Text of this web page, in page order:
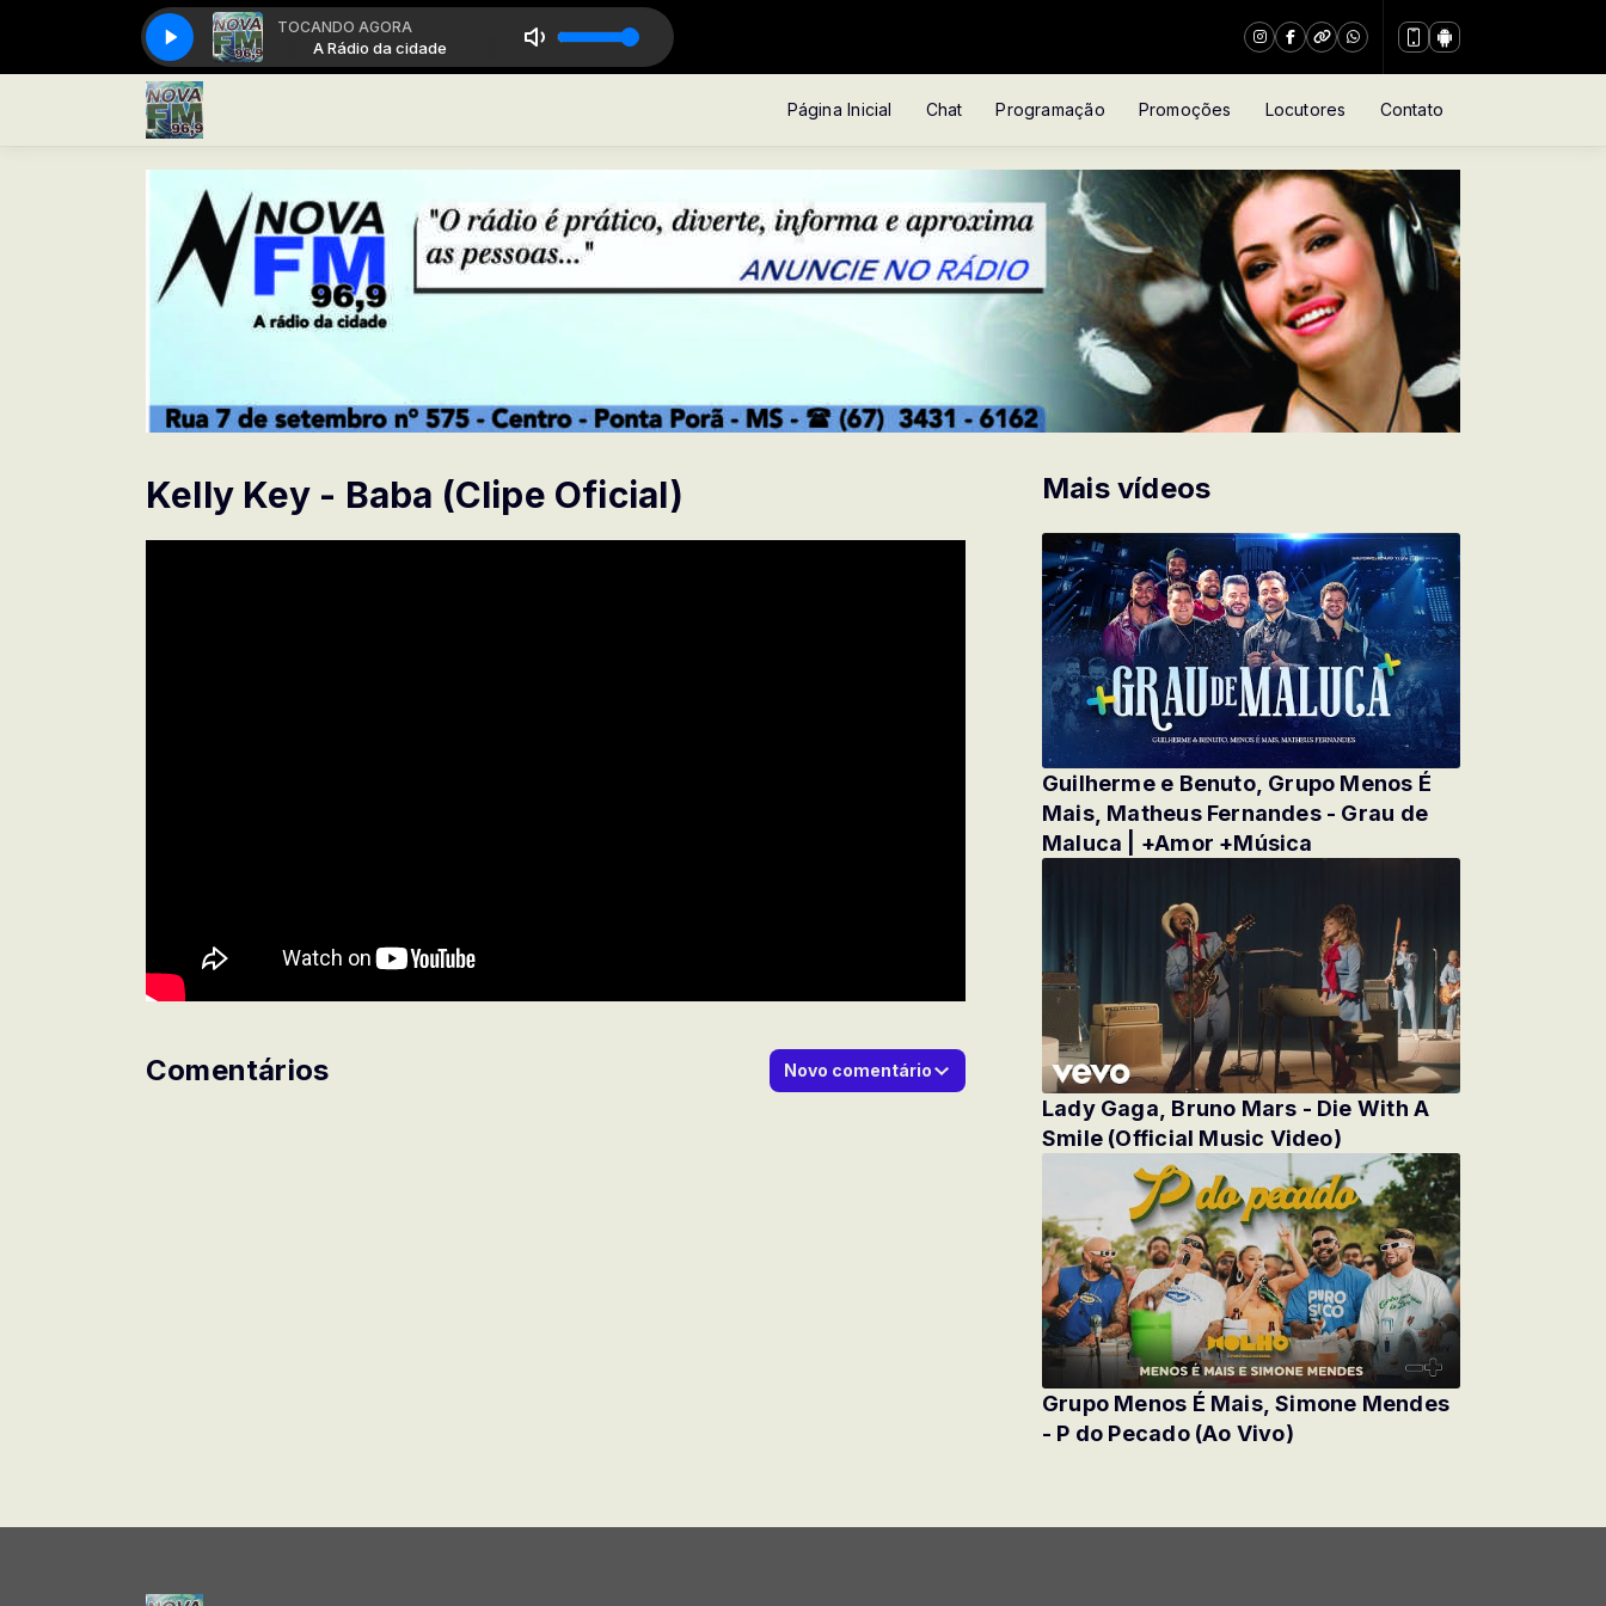
TOCANDO AGORA
A Rádio da cidade A Rádio da cidade
Página Inicial Chat Programação Promoções Locutores Contato
Kelly Key - Baba (Clipe Oficial) Mais vídeos
Guilherme e Benuto, Grupo Menos É
Mais, Matheus Fernandes - Grau de
Maluca | +Amor +Música
Lady Gaga, Bruno Mars - Die With A
Smile (Official Music Video)
Grupo Menos É Mais, Simone Mendes
- P do Pecado (Ao Vivo)
Comentários Novo comentário